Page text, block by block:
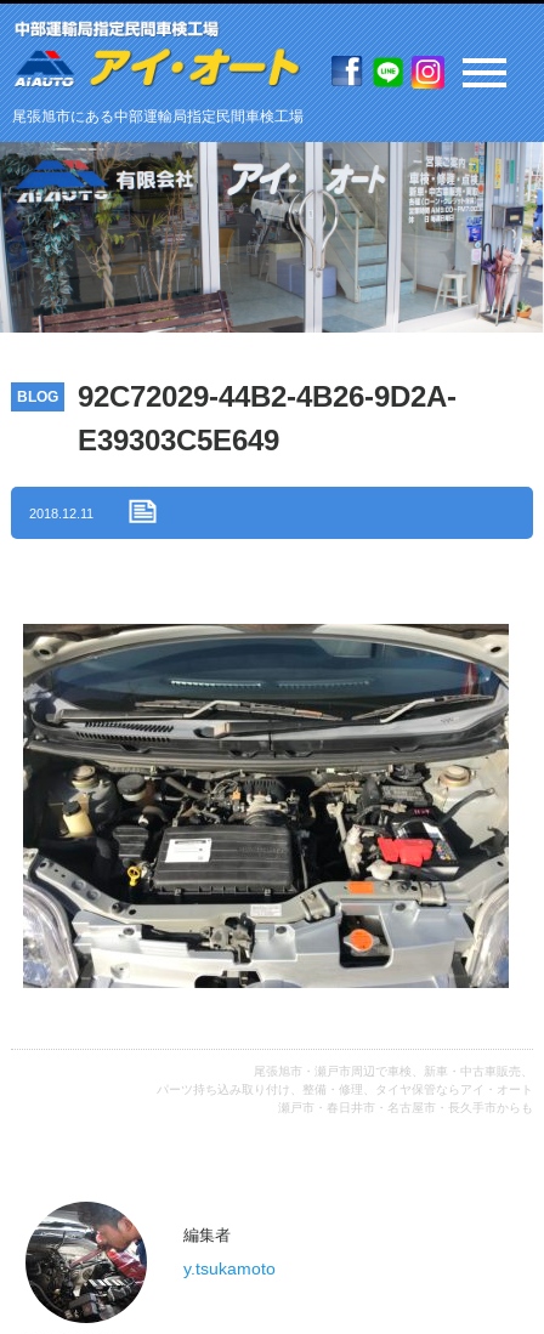
尾張旭市にある中部運輸局指定民間車検工場
92C72029-44B2-4B26-9D2A-
E39303C5E649
BLOG
2018.12.11
尾張旭市・瀬戸市周辺で車検、新車・中古車販売、
パーツ持ち込み取り付け、整備・修理、タイヤ保管ならアイ・オート
瀬戸市・春日井市・名古屋市・長久手市からも
編集者
y.tsukamoto